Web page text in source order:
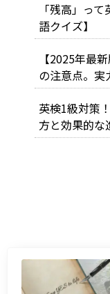
「残高」っ
語クイズ】
【2025年最
の注意点。実
英検1級対策
方と効果的な